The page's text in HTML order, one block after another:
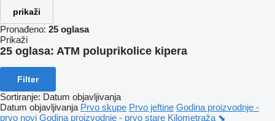
prikaži
Pronađeno: 25 oglasa
Prikaži
25 oglasa: ATM poluprikolice kipera
Filter
Sortiranje: Datum objavljivanja
Datum objavljivanja Prvo skupe Prvo jeftine Godina proizvodnje -
prvo novi Godina proizvodnje - prvo stare Kilometraža ⬊